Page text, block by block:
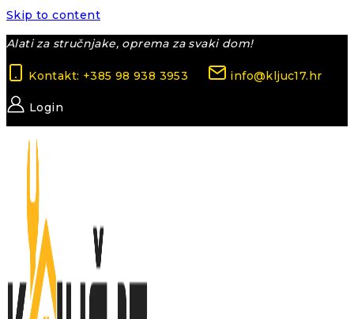
Skip to content
Alati za stručnjake, oprema za svaki dom!
Kontakt: +385 98 938 3953 info@kljuc17.hr
Login